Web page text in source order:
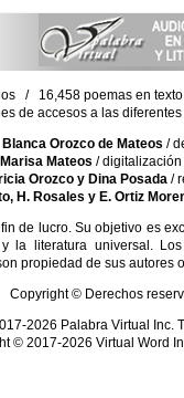
/ 16,458 poemas en
de accesos a las
Blanca Orozco de Mateos /
Marisa Mateos /
Orozco y Dina Posada/
H. Rosales y E. Ortiz
de lucro. Su objetivo es
la literatura universal.
propiedad de sus autores
Copyright © Derechos
2026 Palabra Virtual Inc.
© 2017-2026 Virtual Word